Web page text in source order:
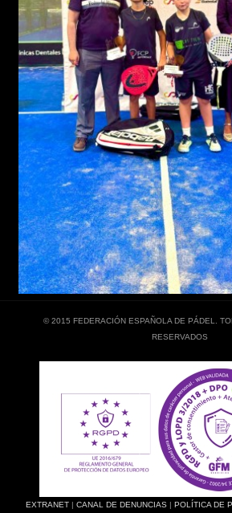
© 2015 FEDERACIÓN ESPAÑOLA DE PÁDEL.
RESERVADOS
EXTRANET | CANAL DE DENUNCIAS | POLÍTICA DE